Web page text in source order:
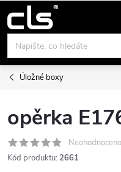
na
obsah
Úložné boxy
opěrka
Neohodnoceno
Kód produktu: 2661